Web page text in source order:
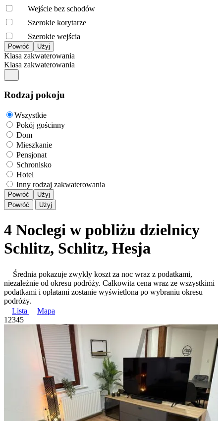
Wejście bez schodów
Szerokie korytarze
Szerokie wejścia
Klasa zakwaterowania
Klasa zakwaterowania
Rodzaj pokoju
Wszystkie
Pokój gościnny
Dom
Mieszkanie
Pensjonat
Schronisko
Hotel
Inny rodzaj zakwaterowania
Powróć
Użyj
Powróć
Użyj
4 Noclegi w pobliżu dzielnicy
Schlitz, Schlitz, Hesja
Średnia pokazuje zwykły koszt za noc wraz z podatkami,
niezależnie od okresu podróży. Całkowita cena wraz ze wszystkimi
podatkami i opłatami zostanie wyświetlona po wybraniu okresu
podróży.
Lista
Mapa
1 2345